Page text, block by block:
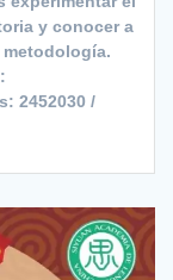
y conocer a
2452030 /